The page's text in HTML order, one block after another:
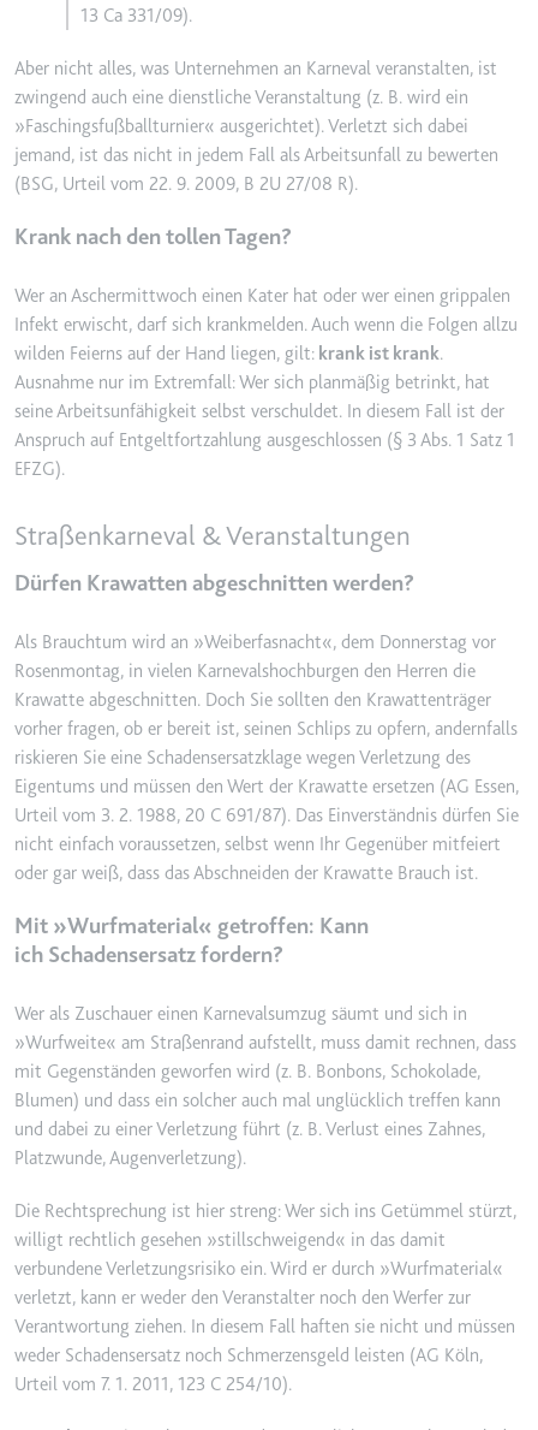
Ablauf:
Beständig
Typ:
HTML Local Storage
__Secure-ROLLOUT_TOKEN
Anbieter:
youtube.com
Interaktion der Nutzer mit
verfolgen.
Ablauf:
180 Tage
Typ:
HTTP-Cookie
Zweck:
Speichert die
Benutzereinstellungen beim Abruf
eines auf anderen Webseiten
Ablauf:
Sitzung
Typ:
__Secure-YNID
Zweck:
Wird verwendet, um die
Interaktion der Nutzer mit
verfolgen.
Ablauf:
180 Tage
LAST_RESULT_ENTRY_KEY
Anbieter:
youtube.com
Zweck:
Wird verwendet, um die
eingebetteten Inhalten zu
verfolgen.
Ablauf:
Sitzung
Typ:
HTTP-Cookie
LogsDatabaseV2:V#||LogsRequestsStore
13 Ca 331/09).
Aber nicht alles, was Unternehmen an Karneval veranstalten, ist
zwingend auch eine dienstliche Veranstaltung (z. B. wird ein
»Faschingsfußballturnier« ausgerichtet). Verletzt sich dabei
jemand, ist das nicht in jedem Fall als Arbeitsunfall zu bewerten
(BSG, Urteil vom 22. 9. 2009, B 2U 27/08 R).
Krank nach den tollen Tagen?
Wer an Aschermittwoch einen Kater hat oder wer einen grippalen
Infekt erwischt, darf sich krankmelden. Auch wenn die Folgen allzu
wilden Feierns auf der Hand liegen, gilt: krank ist krank.
Ausnahme nur im Extremfall: Wer sich planmäßig betrinkt, hat
seine Arbeitsunfähigkeit selbst verschuldet. In diesem Fall ist der
Anspruch auf Entgeltfortzahlung ausgeschlossen (§ 3 Abs. 1 Satz 1
EFZG).
Straßenkarneval & Veranstaltungen
Dürfen Krawatten abgeschnitten werden?
Als Brauchtum wird an »Weiberfasnacht«, dem Donnerstag vor
Rosenmontag, in vielen Karnevalshochburgen den Herren die
Krawatte abgeschnitten. Doch Sie sollten den Krawattenträger
vorher fragen, ob er bereit ist, seinen Schlips zu opfern, andernfalls
riskieren Sie eine Schadensersatzklage wegen Verletzung des
Eigentums und müssen den Wert der Krawatte ersetzen (AG Essen,
Urteil vom 3. 2. 1988, 20 C 691/87). Das Einverständnis dürfen Sie
nicht einfach voraussetzen, selbst wenn Ihr Gegenüber mitfeiert
oder gar weiß, dass das Abschneiden der Krawatte Brauch ist.
Mit »Wurfmaterial« getroffen: Kann
ich Schadensersatz fordern?
Wer als Zuschauer einen Karnevalsumzug säumt und sich in
»Wurfweite« am Straßenrand aufstellt, muss damit rechnen, dass
mit Gegenständen geworfen wird (z. B. Bonbons, Schokolade,
Blumen) und dass ein solcher auch mal unglücklich treffen kann
und dabei zu einer Verletzung führt (z. B. Verlust eines Zahnes,
Platzwunde, Augenverletzung).
Die Rechtsprechung ist hier streng: Wer sich ins Getümmel stürzt,
willigt rechtlich gesehen »stillschweigend« in das damit
verbundene Verletzungsrisiko ein. Wird er durch »Wurfmaterial«
verletzt, kann er weder den Veranstalter noch den Werfer zur
Verantwortung ziehen. In diesem Fall haften sie nicht und müssen
weder Schadensersatz noch Schmerzensgeld leisten (AG Köln,
Urteil vom 7. 1. 2011, 123 C 254/10).